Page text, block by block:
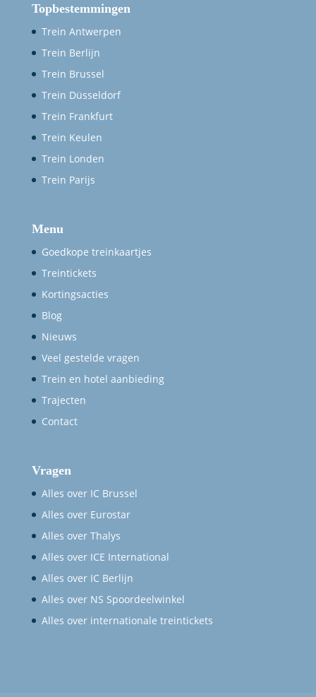
Topbestemmingen
Trein Antwerpen
Trein Berlijn
Trein Brussel
Trein Düsseldorf
Trein Frankfurt
Trein Keulen
Trein Londen
Trein Parijs
Menu
Goedkope treinkaartjes
Treintickets
Kortingsacties
Blog
Nieuws
Veel gestelde vragen
Trein en hotel aanbieding
Trajecten
Contact
Vragen
Alles over IC Brussel
Alles over Eurostar
Alles over Thalys
Alles over ICE International
Alles over IC Berlijn
Alles over NS Spoordeelwinkel
Alles over internationale treintickets